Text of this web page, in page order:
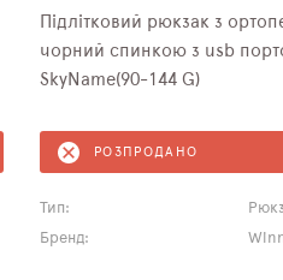
Підлітковий рюкзак з
чорний спинкою з usb
SkyName(90-144 G)
РОЗПРОДАНО
Тип:
Бренд: